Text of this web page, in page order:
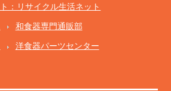
：リサイクル生活ネット
和食器専門通販部
洋食器パーツセンター